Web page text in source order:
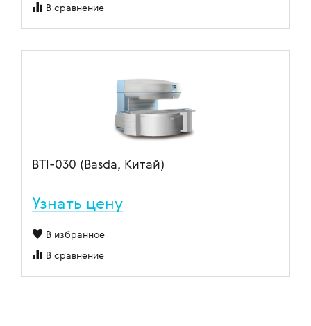
В сравнение
BTI-030 (Basda, Китай)
Узнать цену
В избранное
В сравнение